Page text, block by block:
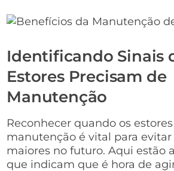
Identificando Sinais
Estores Precisam de
Manutenção
Reconhecer quando os
manutenção é vital para
maiores no futuro. Aqui estão
que indicam que é hora de